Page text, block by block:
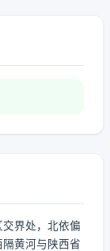
界处，北依偏
黄河与陕西省